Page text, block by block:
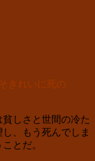
きれいに死の
しさと世間の冷た
、もう死んでしま
とだ。